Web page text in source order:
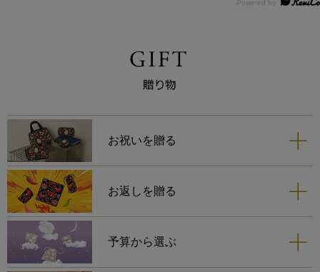
お祝いを贈る
お返しを贈る
予算から選ぶ